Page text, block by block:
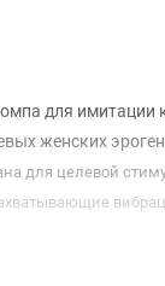
для имитации
женских
для целевой